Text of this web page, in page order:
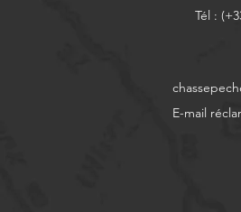
Tél :
E-mail